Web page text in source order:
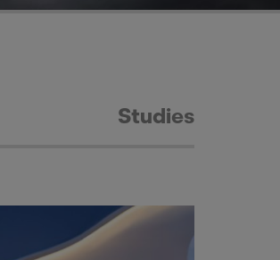
Studies